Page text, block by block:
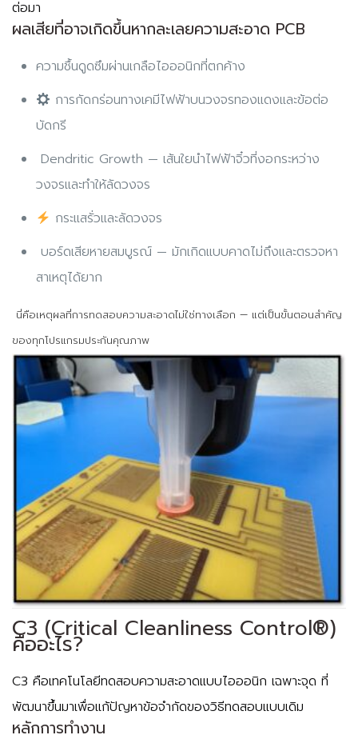
ต่อมา
ผลเสียที่อาจเกิดขึ้นหากละเลยความสะอาด PCB
ความชื้นดูดซึมผ่านเกลือไอออนิกที่ตกค้าง
การกัดกร่อนทางเคมีไฟฟ้าบนวงจรทองแดงและข้อต่อ
บัดกรี
Dendritic Growth — เส้นใยนำไฟฟ้าจิ๋วที่งอกระหว่าง
วงจรและทำให้ลัดวงจร
กระแสรั่วและลัดวงจร
บอร์ดเสียหายสมบูรณ์ — มักเกิดแบบคาดไม่ถึงและตรวจหา
สาเหตุได้ยาก
นี่คือเหตุผลที่การทดสอบความสะอาดไม่ใช่ทางเลือก — แต่เป็นขั้นตอนสำคัญ
ของทุกโปรแกรมประกันคุณภาพ
C3 (Critical Cleanliness Control®)
คืออะไร?
C3 คือเทคโนโลยีทดสอบความสะอาดแบบไอออนิก เฉพาะจุด ที่
พัฒนาขึ้นมาเพื่อแก้ปัญหาข้อจำกัดของวิธีทดสอบแบบเดิม
หลักการทำงาน